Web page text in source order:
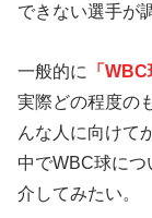
できない選手が
一般的に 「
実際どの程度の
んな人に向けて
中でWBC球に
介してみたい。